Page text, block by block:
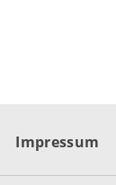
Impressum